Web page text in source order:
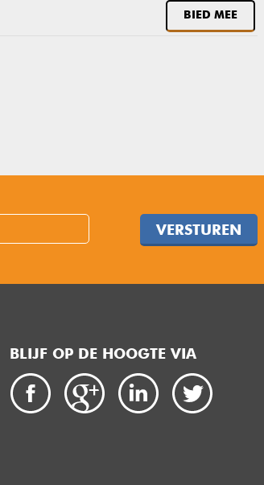
BIED MEE
VERSTUREN
BLIJF OP DE HOOGTE VIA